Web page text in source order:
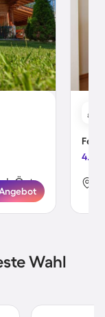
Kitzbühel, Gemeinde Kitzbühel, Österreich
ab
4.4
Wahl